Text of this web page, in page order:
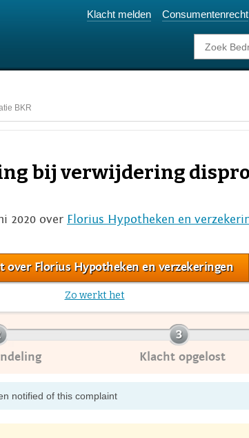
Klacht melden Consumentenrecht
BKR
bij verwijdering
2020 over Florius Hypotheken en
over Florius Hypotheken en verzekeringen
Zo werkt het
Klacht opgelost
notified of this complaint